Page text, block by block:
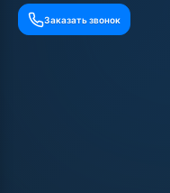
Заказать звонок